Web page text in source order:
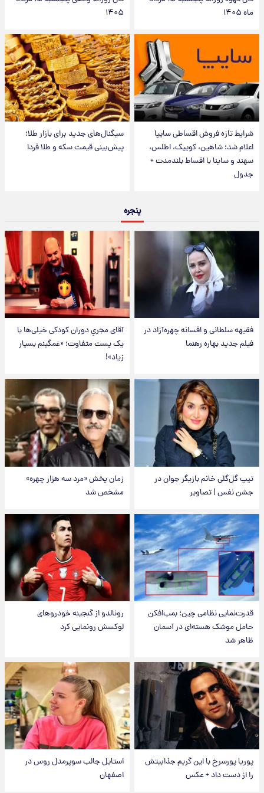
ماه ۱۴۰۵
۱۴۰۵
شرایط تازه فروش اقساطی سایپا
اعلام شد؛ شاهین، کوییک، اطلس،
سهند و ساینا با اقساط بلندمدت +
جدول
سیگنال‌های جدید برای بازار طلا؛
پیش‌بینی قیمت سکه و طلا فردا
پنجره
فقیهه سلطانی و افسانه چهره‌آزاد در
فیلم جدید بهاره رهنما
آقای مجریِ دوران کودکی خیلی‌ها با
یک پست متفاوت؛ «غمگینم بسیار
زیاد»!
تیپ گل‌گلی خانم بازیگر جوان در
جشن نفس | تصاویر
زمان پخش «مرد سه هزار چهره»
مشخص شد
قدرت‌نمایی نظامی چین؛ بمب‌افکن
حامل موشک هسته‌ای در آسمان
ظاهر شد
رونالدو از گنجینه خودروهای
لوکسش رونمایی کرد
پوریا پورسرخ با این گریم جذابیتش
را از دست داد + عکس
استایل جالب سوپرمدل روس در
اصفهان